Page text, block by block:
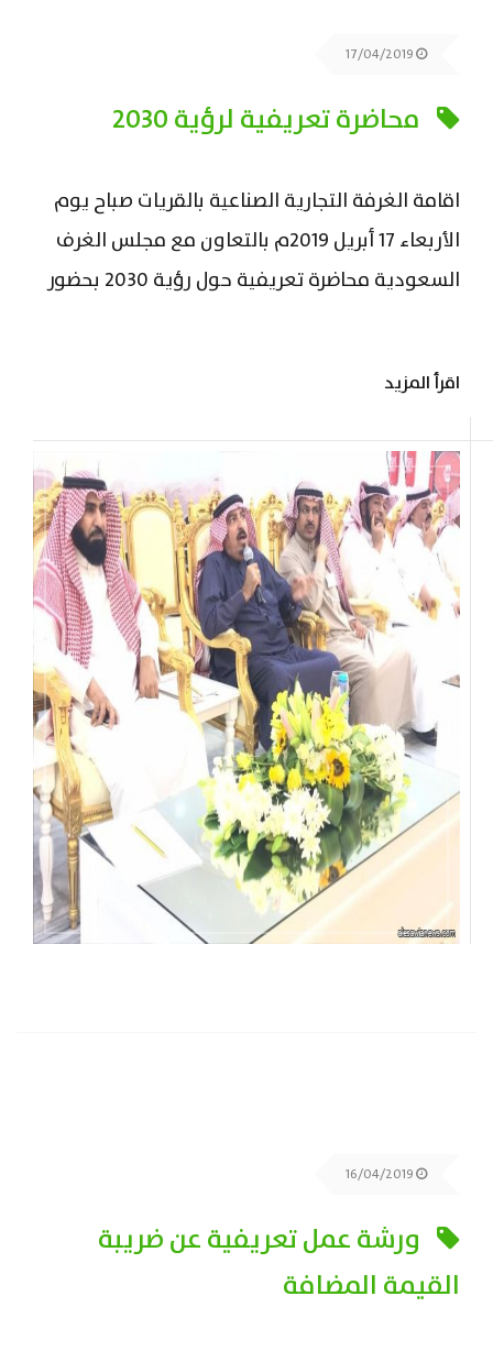
محاضرة تعريفية لرؤية 2030
اقامة الغرفة التجارية الصناعية بالقريات صباح يوم
الأربعاء 17 أبريل 2019م بالتعاون مع مجلس الغرف
السعودية محاضرة تعريفية حول رؤية 2030 بحضور
السعودية الأستاذ / عبدالله بن سليم العنزي وعدد
من مدراء الادارات الحكومية . وقد بدأت المحاضرة
بكلمة ترحيبة من أمين...
اقرأ المزيد
ورشة عمل تعريفية عن ضريبة
القيمة المضافة